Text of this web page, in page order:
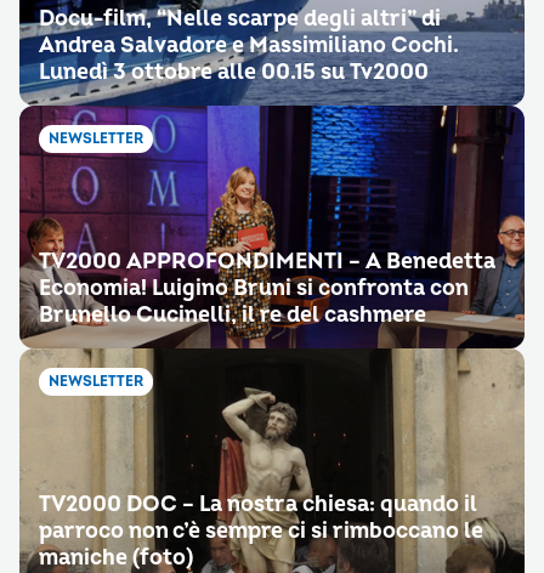
Docu-film, “Nelle scarpe degli altri” di
Andrea Salvadore e Massimiliano Cochi.
Lunedì 3 ottobre alle 00.15 su Tv2000
NEWSLETTER
TV2000 APPROFONDIMENTI – A Benedetta
Economia! Luigino Bruni si confronta con
Brunello Cucinelli, il re del cashmere
NEWSLETTER
TV2000 DOC – La nostra chiesa: quando il
parroco non c’è sempre ci si rimboccano le
maniche (foto)